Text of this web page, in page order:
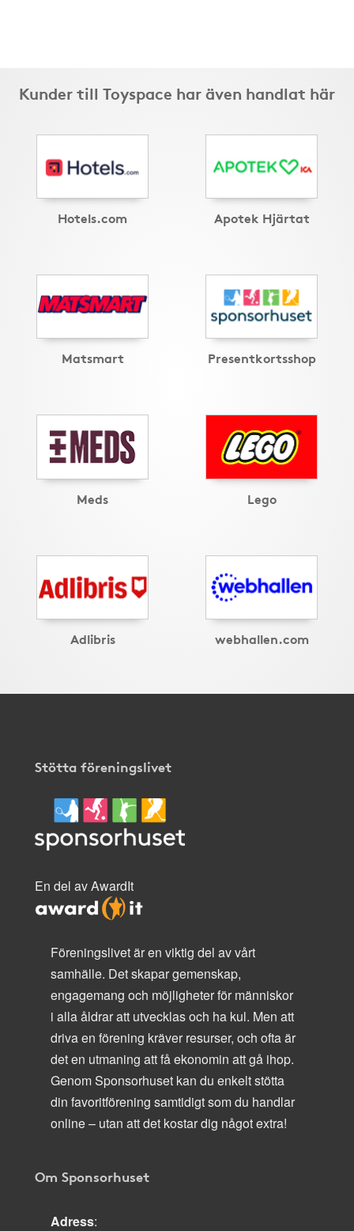
Kunder till Toyspace har även handlat här
Hotels.com Apotek Hjärtat
Matsmart Presentkortsshop
Meds Lego
Adlibris webhallen.com
Stötta föreningslivet
En del av AwardIt
Föreningslivet är en viktig del av vårt
samhälle. Det skapar gemenskap,
engagemang och möjligheter för människor
i alla åldrar att utvecklas och ha kul. Men att
driva en förening kräver resurser, och ofta är
det en utmaning att få ekonomin att gå ihop.
Genom Sponsorhuset kan du enkelt stötta
din favoritförening samtidigt som du handlar
online – utan att det kostar dig något extra!
Om Sponsorhuset
Adress: